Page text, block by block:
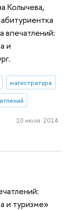
Колычева,
впечатлений:
и
магистратура
10 июля 2014
и туризме»